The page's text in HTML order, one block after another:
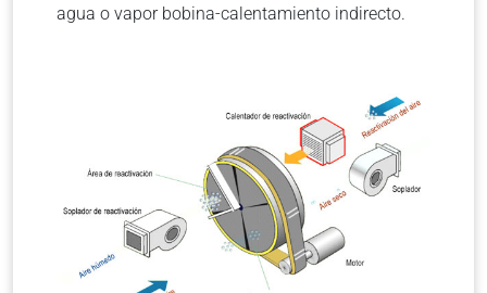
agua o vapor bobina-calentamiento indirecto.